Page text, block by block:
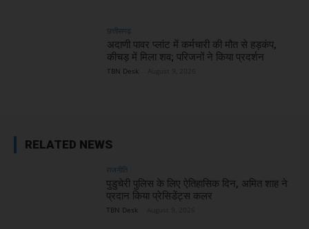
छत्तीसगढ़
अदाणी पावर प्लांट में कर्मचारी की मौत से हड़कंप,
कीचड़ में मिला शव; परिजनों ने किया प्रदर्शन
TBN Desk
RELATED NEWS
राजनीति
पुडुचेरी पुलिस के लिए ऐतिहासिक दिन, अमित शाह ने
प्रदान किया प्रेसिडेंट्स कलर
TBN Desk